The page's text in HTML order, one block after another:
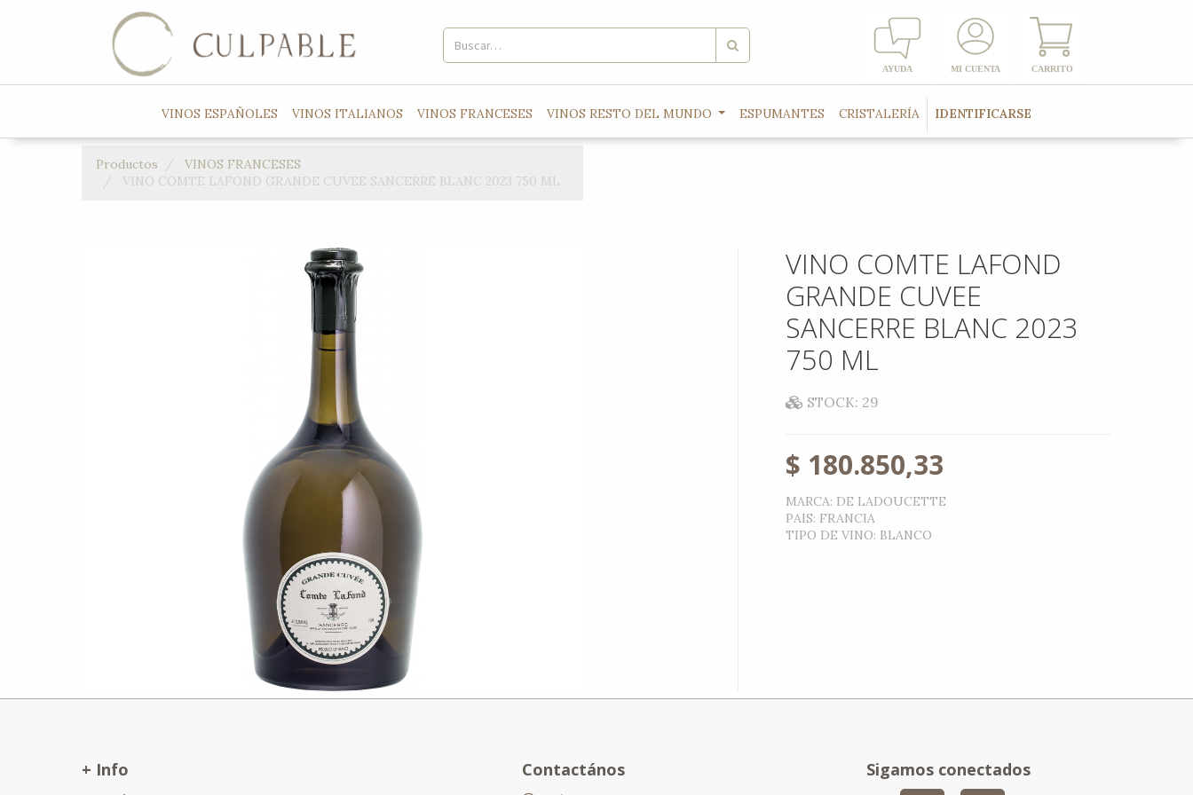
VINOS ESPAÑOLES VINOS ITALIANOS VINOS FRANCESES VINOS RESTO DEL MUNDO ESPUMANTES CRISTALERÍA IDENTIFICARSE
Productos
VINOS FRANCESES
VINO COMTE LAFOND GRANDE CUVEE SANCERRE BLANC 2023 750 ML
VINO COMTE LAFOND
GRANDE CUVEE
SANCERRE BLANC 2023
750 ML
STOCK: 29
$ 180.850,33
MARCA: DE LADOUCETTE
PAIS: FRANCIA
TIPO DE VINO: BLANCO
+ Info Contactános Sigamos conectados